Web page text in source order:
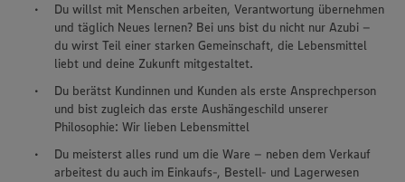
Du willst mit Menschen arbeiten, Verantwortung übernehmen
und täglich Neues lernen? Bei uns bist du nicht nur Azubi –
du wirst Teil einer starken Gemeinschaft, die Lebensmittel
liebt und deine Zukunft mitgestaltet.
Du berätst Kundinnen und Kunden als erste Ansprechperson
und bist zugleich das erste Aushängeschild unserer
Philosophie: Wir lieben Lebensmittel
Du meisterst alles rund um die Ware – neben dem Verkauf
arbeitest du auch im Einkaufs-, Bestell- und Lagerwesen